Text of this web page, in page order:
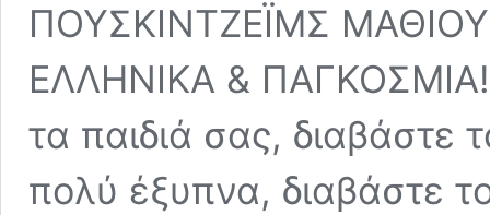
ΠΟΥΣΚΙΝΤΖΕΪΜΣ
ΕΛΛΗΝΙΚΑ & ΠΑΓΚΟΣΜΙΑ!
τα παιδιά σας, διαβάστε
πολύ έξυπνα, διαβάστε